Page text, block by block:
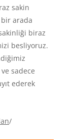
sakin
bir arada
biraz
besliyoruz.
sadece
ederek
/